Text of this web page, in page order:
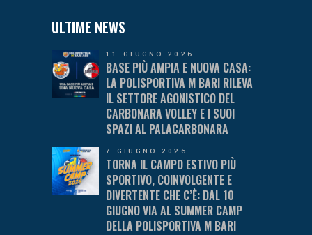
ULTIME NEWS
11 GIUGNO 2026
BASE PIÙ AMPIA E NUOVA CASA:
LA POLISPORTIVA M BARI RILEVA
IL SETTORE AGONISTICO DEL
CARBONARA VOLLEY E I SUOI
SPAZI AL PALACARBONARA
7 GIUGNO 2026
TORNA IL CAMPO ESTIVO PIÙ
SPORTIVO, COINVOLGENTE E
DIVERTENTE CHE C’È: DAL 10
GIUGNO VIA AL SUMMER CAMP
DELLA POLISPORTIVA M BARI